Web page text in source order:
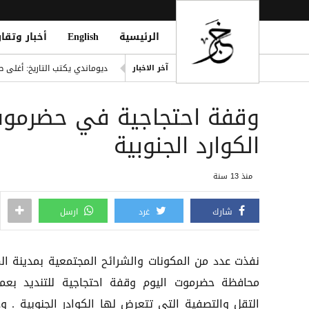
الرئيسية English أخبار
آخر الاخبار
ديوماندي يكتب التاريخ: أغلى
انفراد| مصادر تكشف مشاركة
هيثم حسن يوقع لسيلتيك
وقفة احتجاجية في حضرموت
الكوارد الجنوبية
منذ 13 سنة
شارك غرد ارسل
نفذت عدد من المكونات والشرائح المجتمعية بمدينة
محافظة حضرموت اليوم وقفة احتجاجية للتنديد
التقل والتصفية التي تتعرض لها الكوادر الجنوبية .